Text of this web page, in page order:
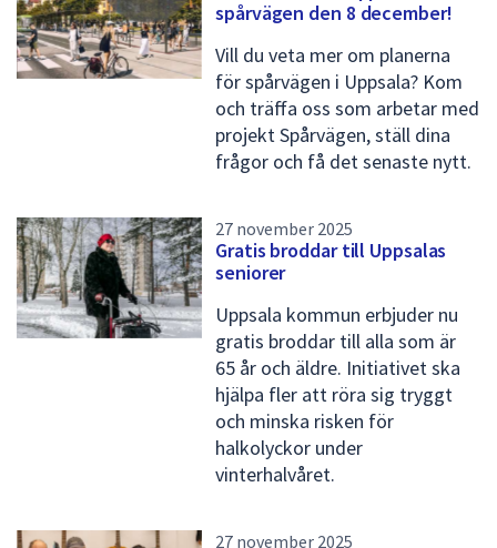
spårvägen den 8 december!
Vill du veta mer om planerna
för spårvägen i Uppsala? Kom
och träffa oss som arbetar med
projekt Spårvägen, ställ dina
frågor och få det senaste nytt.
27 november 2025
Gratis broddar till Uppsalas
seniorer
Uppsala kommun erbjuder nu
gratis broddar till alla som är
65 år och äldre. Initiativet ska
hjälpa fler att röra sig tryggt
och minska risken för
halkolyckor under
vinterhalvåret.
27 november 2025